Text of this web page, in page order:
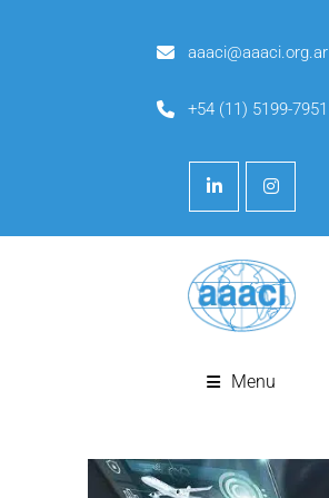
aaaci@aaaci.org.ar
+54 (11) 5199-7951
Menu